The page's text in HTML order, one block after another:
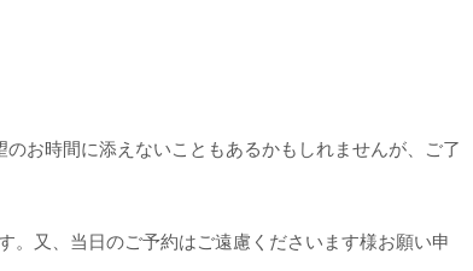
お時間に添えないこともあるかもしれませんが、ご了
。又、当日のご予約はご遠慮くださいます様お願い申